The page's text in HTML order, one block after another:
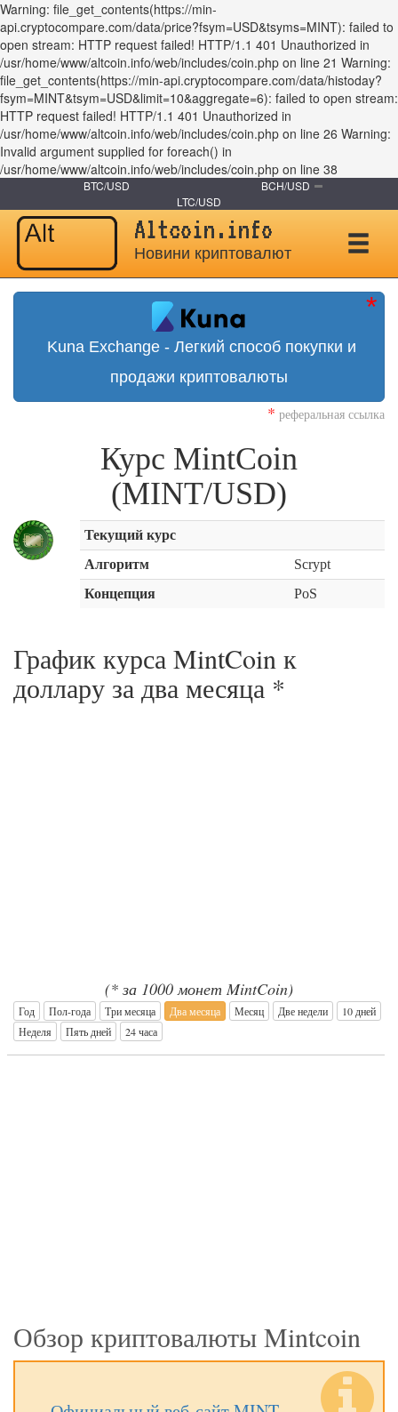
Warning: file_get_contents(https://min-
api.cryptocompare.com/data/price?fsym=USD&tsyms=MINT): failed to
open stream: HTTP request failed! HTTP/1.1 401 Unauthorized in
/usr/home/www/altcoin.info/web/includes/coin.php on line 21 Warning:
file_get_contents(https://min-api.cryptocompare.com/data/histoday?
fsym=MINT&tsym=USD&limit=10&aggregate=6): failed to open stream:
HTTP request failed! HTTP/1.1 401 Unauthorized in
/usr/home/www/altcoin.info/web/includes/coin.php on line 26 Warning:
Invalid argument supplied for foreach() in
/usr/home/www/altcoin.info/web/includes/coin.php on line 38
BTC/USD
BCH/USD
LTC/USD
Altcoin.info
Новини криптовалют
Kuna Exchange - Легкий способ покупки и
продажи криптовалюты
* реферальная ссылка
Курс MintCoin
(MINT/USD)
Текущий курс
Алгоритм
Scrypt
Концепция
PoS
График курса MintCoin к
доллару за два месяца *
(* за 1000 монет MintCoin)
Год Пол-года Три месяца Два месяца Месяц Две недели
10 дней
Неделя
Пять дней 24 часа
Обзор криптовалюты Mintcoin